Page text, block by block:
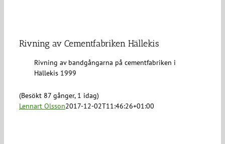
Rivning av Cementfabriken Hällekis
Rivning av bandgångarna på cementfabriken i
Hällekis 1999
(Besökt 87 gånger, 1 idag)
Lennart Olsson2017-12-02T11:46:26+01:00